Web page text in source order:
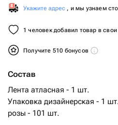
Укажите адрес , и мы узнаем
1 человек добавил товар в
Получите 510 бонусов
Состав
Лента атласная - 1 шт.
Упаковка дизайнерская - 1
розы - 101 шт.